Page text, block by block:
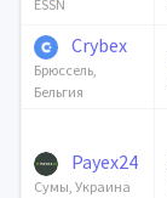
ESSN
Crybex
Брюссель,
Бельгия
Payex24
Сумы, Украина